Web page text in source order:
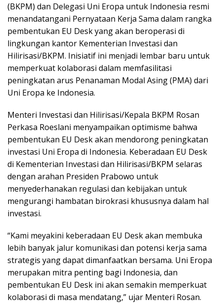
(BKPM) dan Delegasi Uni Eropa untuk Indonesia resmi
menandatangani Pernyataan Kerja Sama dalam rangka
pembentukan EU Desk yang akan beroperasi di
lingkungan kantor Kementerian Investasi dan
Hilirisasi/BKPM. Inisiatif ini menjadi lembar baru untuk
memperkuat kolaborasi dalam memfasilitasi
peningkatan arus Penanaman Modal Asing (PMA) dari
Uni Eropa ke Indonesia.
Menteri Investasi dan Hilirisasi/Kepala BKPM Rosan
Perkasa Roeslani menyampaikan optimisme bahwa
pembentukan EU Desk akan mendorong peningkatan
investasi Uni Eropa di Indonesia. Keberadaan EU Desk
di Kementerian Investasi dan Hilirisasi/BKPM selaras
dengan arahan Presiden Prabowo untuk
menyederhanakan regulasi dan kebijakan untuk
mengurangi hambatan birokrasi khususnya dalam hal
investasi.
“Kami meyakini keberadaan EU Desk akan membuka
lebih banyak jalur komunikasi dan potensi kerja sama
strategis yang dapat dimanfaatkan bersama. Uni Eropa
merupakan mitra penting bagi Indonesia, dan
pembentukan EU Desk ini akan semakin memperkuat
kolaborasi di masa mendatang,” ujar Menteri Rosan.